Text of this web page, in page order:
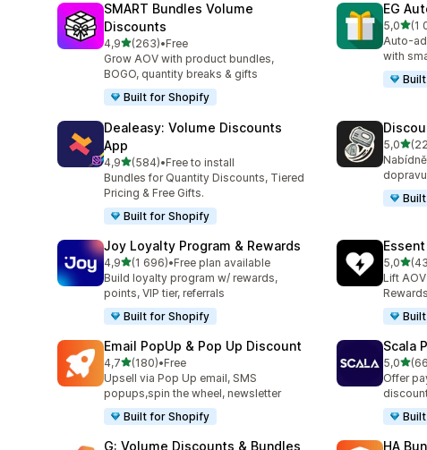
SMART Bundles Volume
Discounts
4,9z 5 hvězd
(263)
Celkový počet recenzí: 263
•Free
Grow AOV with product bundles,
BOGO, quantity breaks & gifts
Built for Shopify
EG
5,0z 5(1
Auto-
with
Dealeasy: Volume Discounts
App
4,9z 5 hvězd
(584)
Celkový počet recenzí: 584
•Free to install
Bundles for Quantity Discounts, Tiered
Pricing & Free Gifts.
Built for Shopify
5,0z 5
Joy Loyalty Program & Rewards
4,9z 5 hvězd
(1 696)
Celkový počet recenzí: 1696
•Free plan available
Build loyalty program w/ rewards,
points, VIP tier, referrals
Built for Shopify
5,0z 5
Lift
Email PopUp & Pop Up Discount
4,7z 5 hvězd
(180)
Celkový počet recenzí: 180
•Free
Upsell via Pop Up email, SMS
popups,spin the wheel, newsletter
Built for Shopify
Scala
5,0z 5
Celkový
Offer
G: Volume Discounts & Bundles HA